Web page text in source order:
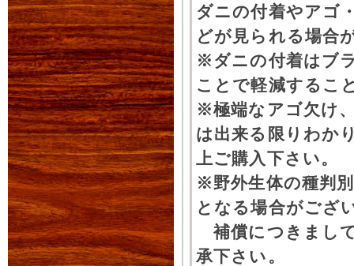
ダニの付着やアゴ
どが見られる場合
※ダニの付着はブ
ことで軽減するこ
※極端なアゴ欠け
は出来る限りわか
上ご購入下さい。
※野外生体の種判
となる場合がござ
補償につきまし
承下さい。